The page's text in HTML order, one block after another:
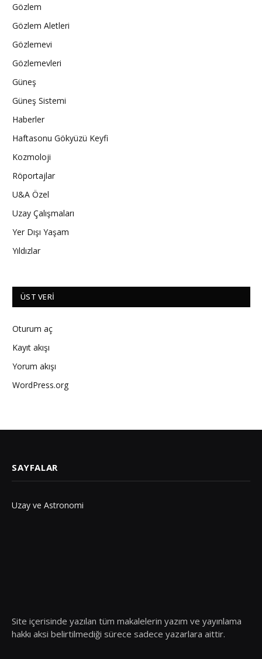
Gözlem
Gözlem Aletleri
Gözlemevi
Gözlemevleri
Güneş
Güneş Sistemi
Haberler
Haftasonu Gökyüzü Keyfi
Kozmoloji
Röportajlar
U&A Özel
Uzay Çalışmaları
Yer Dışı Yaşam
Yıldızlar
ÜST VERI
Oturum aç
Kayıt akışı
Yorum akışı
WordPress.org
SAYFALAR
Uzay ve Astronomi
Site içerisinde yazılan tüm makalelerin yazım ve yayınlama
hakkı aksi belirtilmediği sürece sadece yazarlara aittir.